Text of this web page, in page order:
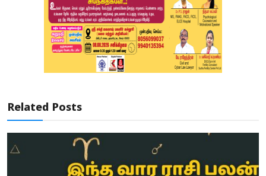
Related Posts